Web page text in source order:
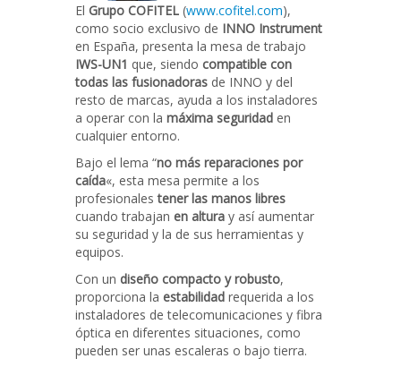
El Grupo COFITEL (www.cofitel.com),
como socio exclusivo de INNO Instrument
en España, presenta la mesa de trabajo
IWS-UN1 que, siendo compatible con
todas las fusionadoras de INNO y del
resto de marcas, ayuda a los instaladores
a operar con la máxima seguridad en
cualquier entorno.
Bajo el lema “no más reparaciones por
caída«, esta mesa permite a los
profesionalestener las manos libres
cuando trabajan en altura y así aumentar
su seguridad y la de sus herramientas y
equipos.
Con un diseño compacto y robusto,
proporciona la estabilidad requerida a los
instaladores de telecomunicaciones y fibra
óptica en diferentes situaciones, como
pueden ser unas escaleras o bajo tierra.